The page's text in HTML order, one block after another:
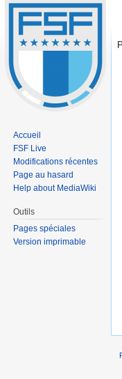
Accueil
FSF Live
Modifications récentes
Page au hasard
Help about MediaWiki
Outils
Pages spéciales
Version imprimable